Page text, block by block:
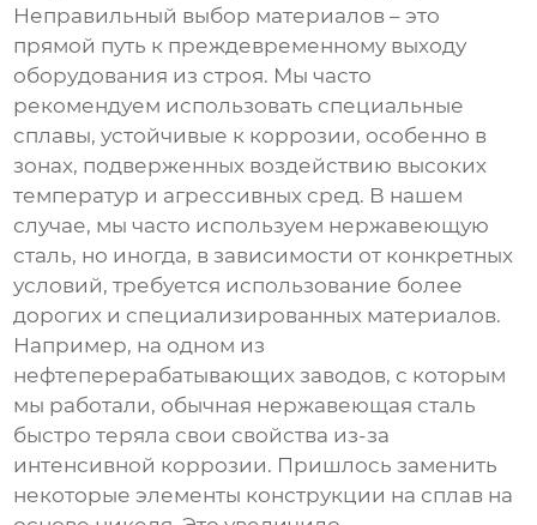
Неправильный выбор материалов – это
прямой путь к преждевременному выходу
оборудования из строя. Мы часто
рекомендуем использовать специальные
сплавы, устойчивые к коррозии, особенно в
зонах, подверженных воздействию высоких
температур и агрессивных сред. В нашем
случае, мы часто используем нержавеющую
сталь, но иногда, в зависимости от конкретных
условий, требуется использование более
дорогих и специализированных материалов.
Например, на одном из
нефтеперерабатывающих заводов, с которым
мы работали, обычная нержавеющая сталь
быстро теряла свои свойства из-за
интенсивной коррозии. Пришлось заменить
некоторые элементы конструкции на сплав на